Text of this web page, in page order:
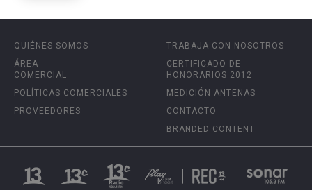
QUIÉNES SOMOS
ÁREA
COMERCIAL
POLÍTICAS COMERCIALES
PROVEEDORES
TRABAJA CON NOSOTROS
CERTIFICADO DE
HONORARIOS 2012
MEDICIÓN ANTENAS
CONTACTO
BRANDED CONTENT